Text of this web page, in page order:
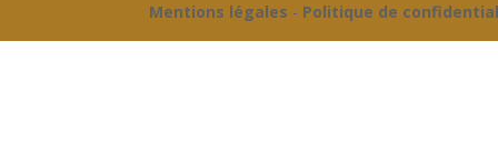
Mentions légales - Politique de